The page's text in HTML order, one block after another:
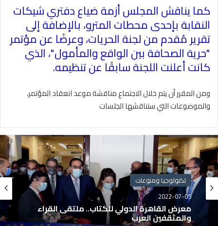
كما يناقش المجلس أزمة ضياع دفتري شيكات
النقابة بإحدى محطات المترو، بالإضافة إلى
تقرير مُقدم من لجنة الحريات، وعرضًا عن مؤتمر
"حرية الصحافة بين الواقع والمأمول"، الذي
كانت أعلنت اللجنة سابقًا عن تنظيمه.
ومن المقرر أن يتم خلال الاجتماع مناقشة موعد انعقاد المؤتمر،
والموضوعات التي ستناقشها الجلسات
تكنولوجيا ومنوعات
2022-07-05
معرض القاهرة الدولي للكتاب.. ملتقى القراء
والمثقفين العرب